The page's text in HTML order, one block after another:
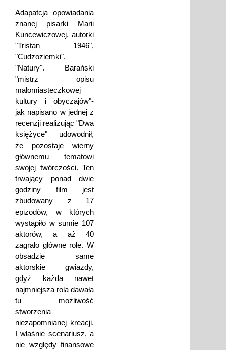
Adapatcja opowiadania
znanej pisarki Marii
Kuncewiczowej, autorki
"Tristan 1946",
"Cudzoziemki",
"Natury". Barański
"mistrz opisu
małomiasteczkowej
kultury i obyczajów"-
jak napisano w jednej z
recenzji realizując "Dwa
księżyce" udowodnił,
że pozostaje wierny
głównemu tematowi
swojej twórczości. Ten
trwający ponad dwie
godziny film jest
zbudowany z 17
epizodów, w których
wystąpiło w sumie 107
aktorów, a aż 40
zagrało główne role. W
obsadzie same
aktorskie gwiazdy,
gdyż każda nawet
najmniejsza rola dawała
tu możliwość
stworzenia
niezapomnianej kreacji.
I właśnie scenariusz, a
nie względy finansowe